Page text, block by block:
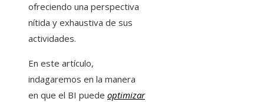
ofreciendo una perspectiva
nítida y exhaustiva de sus
actividades.
En este artículo,
indagaremos en la manera
en que el BI puede optimizar